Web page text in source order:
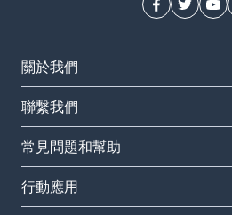
關於我們
聯繫我們
常見問題和幫助
行動應用